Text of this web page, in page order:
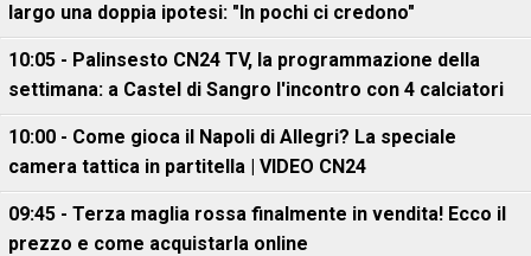
largo una doppia ipotesi: "In pochi ci credono"
10:05 - Palinsesto CN24 TV, la programmazione della
settimana: a Castel di Sangro l'incontro con 4 calciatori
10:00 - Come gioca il Napoli di Allegri? La speciale
camera tattica in partitella | VIDEO CN24
09:45 - Terza maglia rossa finalmente in vendita! Ecco il
prezzo e come acquistarla online